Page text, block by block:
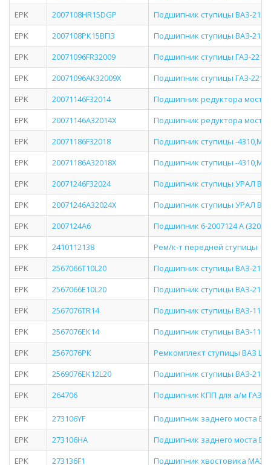
EPK
2007108HR15DGP
Подшипник ступицы ВАЗ-
EPK
2007108РК15ВПЗ
Подшипник ступицы ВАЗ-
EPK
20071096FR32009
Подшипник ступицы ГАЗ-
EPK
20071096АК32009Х
Подшипник ступицы ГАЗ-
EPK
20071146F32014
Подшипник редуктора моста
EPK
20071146А32014Х
Подшипник редуктора моста
EPK
20071186F32018
Подшипник ступицы -
EPK
20071186А32018Х
Подшипник ступицы -
EPK
20071246F32024
Подшипник ступицы УРАЛ
EPK
20071246А32024Х
Подшипник ступицы УРАЛ
EPK
2007124А6
Подшипник 6-2007124 А
EPK
2410112138
Рем/к-т передней ступицы
EPK
2567066T10L20
Подшипник ступицы ВАЗ-
EPK
2567066Е10L20
Подшипник ступицы ВАЗ-
EPK
2567076TR14
Подшипник ступицы ВАЗ-
EPK
2567076ЕК14
Подшипник ступицы ВАЗ-
EPK
2567076РК
Ремкомплект ступицы ВАЗ
EPK
2569076EK12L20
Подшипник ступицы ВАЗ-
EPK
264706 Подшипник КПП для а/м ГАЗ-
EPK 273106YF
Подшипник заднего моста
EPK
273106НА
Подшипник заднего моста
EPK
273136F1 Подшипник хвостовика МАЗ